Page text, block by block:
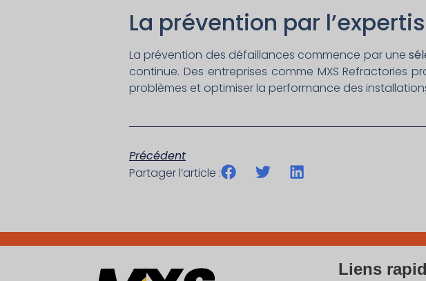
La prévention par
La prévention des défaillances commence par une
continue. Des entreprises comme MXS Refractories
problèmes et optimiser la performance des
Précédent
Partager l’article :
Liens